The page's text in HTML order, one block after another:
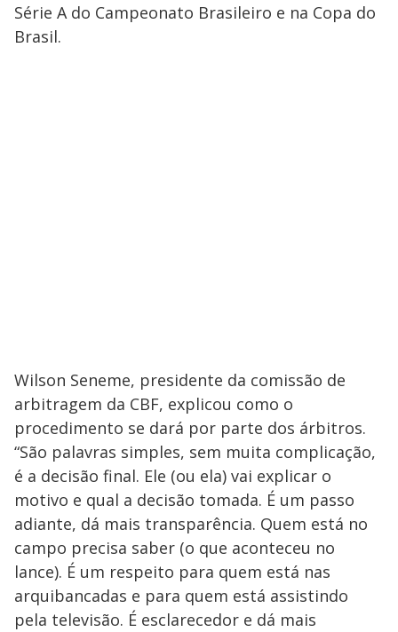
Série A do Campeonato Brasileiro e na Copa do
Brasil.
Wilson Seneme, presidente da comissão de
arbitragem da CBF, explicou como o
procedimento se dará por parte dos árbitros.
“São palavras simples, sem muita complicação,
é a decisão final. Ele (ou ela) vai explicar o
motivo e qual a decisão tomada. É um passo
adiante, dá mais transparência. Quem está no
campo precisa saber (o que aconteceu no
lance). É um respeito para quem está nas
arquibancadas e para quem está assistindo
pela televisão. É esclarecedor e dá mais